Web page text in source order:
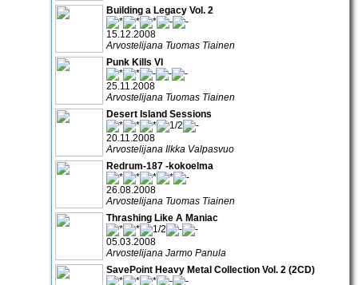
Building a Legacy Vol. 2
15.12.2008
Arvostelijana Tuomas Tiainen
Punk Kills VI
25.11.2008
Arvostelijana Tuomas Tiainen
Desert Island Sessions
20.11.2008
Arvostelijana Ilkka Valpasvuo
Redrum-187 -kokoelma
26.08.2008
Arvostelijana Tuomas Tiainen
Thrashing Like A Maniac
05.03.2008
Arvostelijana Jarmo Panula
SavePoint Heavy Metal Collection Vol. 2 (2CD)